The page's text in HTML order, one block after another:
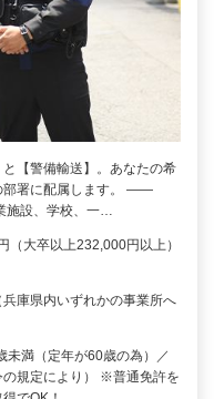
【警備輸送】。あなたの希
部署に配属します。 ――
施設、学校、一…
（大卒以上232,000円以上）
庫県内いずれかの事業所へ
未満（定年が60歳の為）／
規定により） ※普通免許を